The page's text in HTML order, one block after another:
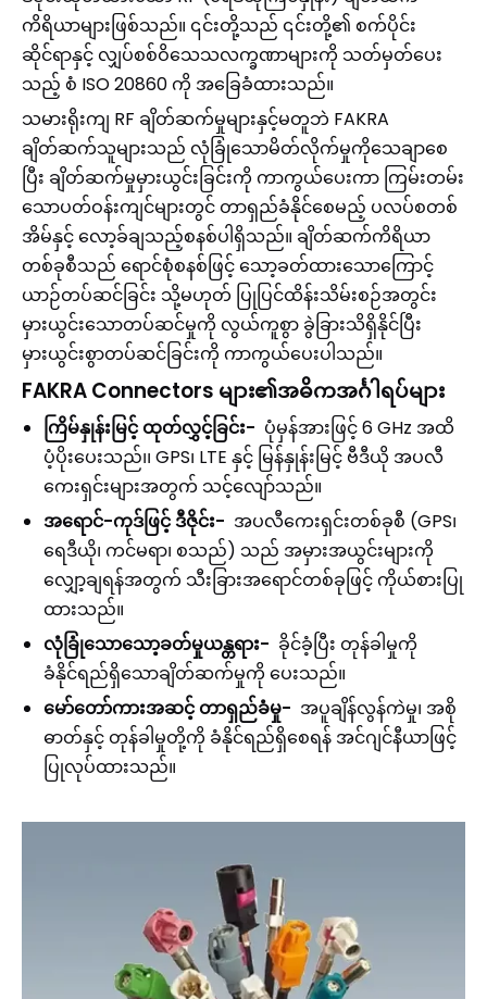
ကိရိယာများဖြစ်သည်။ ၎င်းတို့သည် ၎င်းတို့၏ စက်ပိုင်း
ဆိုင်ရာနှင့် လျှပ်စစ်ဝိသေသလက္ခဏာများကို သတ်မှတ်ပေး
သည့် စံ ISO 20860 ကို အခြေခံထားသည်။
သမားရိုးကျ RF ချိတ်ဆက်မှုများနှင့်မတူဘဲ FAKRA
ချိတ်ဆက်သူများသည် လုံခြုံသောမိတ်လိုက်မှုကိုသေချာစေ
ပြီး ချိတ်ဆက်မှုမှားယွင်းခြင်းကို ကာကွယ်ပေးကာ ကြမ်းတမ်း
သောပတ်ဝန်းကျင်များတွင် တာရှည်ခံနိုင်စေမည့် ပလပ်စတစ်
အိမ်နှင့် လော့ခ်ချသည့်စနစ်ပါရှိသည်။ ချိတ်ဆက်ကိရိယာ
တစ်ခုစီသည် ရောင်စုံစနစ်ဖြင့် သော့ခတ်ထားသောကြောင့်
ယာဉ်တပ်ဆင်ခြင်း သို့မဟုတ် ပြုပြင်ထိန်းသိမ်းစဉ်အတွင်း
မှားယွင်းသောတပ်ဆင်မှုကို လွယ်ကူစွာ ခွဲခြားသိရှိနိုင်ပြီး
မှားယွင်းစွာတပ်ဆင်ခြင်းကို ကာကွယ်ပေးပါသည်။
FAKRA Connectors များ၏အဓိကအင်္ဂါရပ်များ
ကြိမ်နှုန်းမြင့် ထုတ်လွှင့်ခြင်း- ပုံမှန်အားဖြင့် 6 GHz အထိ
ပံ့ပိုးပေးသည်၊၊ GPS၊ LTE နှင့် မြန်နှုန်းမြင့် ဗီဒီယို အပလီ
ကေးရှင်းများအတွက် သင့်လျော်သည်။
အရောင်-ကုဒ်ဖြင့် ဒီဇိုင်း- အပလီကေးရှင်းတစ်ခုစီ (GPS၊
ရေဒီယို၊ ကင်မရာ၊ စသည်) သည် အမှားအယွင်းများကို
လျှော့ချရန်အတွက် သီးခြားအရောင်တစ်ခုဖြင့် ကိုယ်စားပြု
ထားသည်။
လုံခြုံသောသော့ခတ်မှုယန္တရား- ခိုင်ခံ့ပြီး တုန်ခါမှုကို
ခံနိုင်ရည်ရှိသောချိတ်ဆက်မှုကို ပေးသည်။
မော်တော်ကားအဆင့် တာရှည်ခံမှု- အပူချိန်လွန်ကဲမှု၊ အစို
ဓာတ်နှင့် တုန်ခါမှုတို့ကို ခံနိုင်ရည်ရှိစေရန် အင်ဂျင်နီယာဖြင့်
ပြုလုပ်ထားသည်။